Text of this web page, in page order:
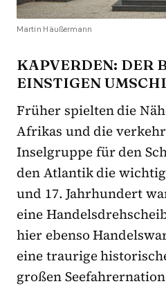
Martin Häußermann
KAPVERDEN: DER
EINSTIGEN
Früher spielten die
Afrikas und die
Inselgruppe für den
den Atlantik die
und 17. Jahrhundert
eine
hier ebenso
eine traurige
großen